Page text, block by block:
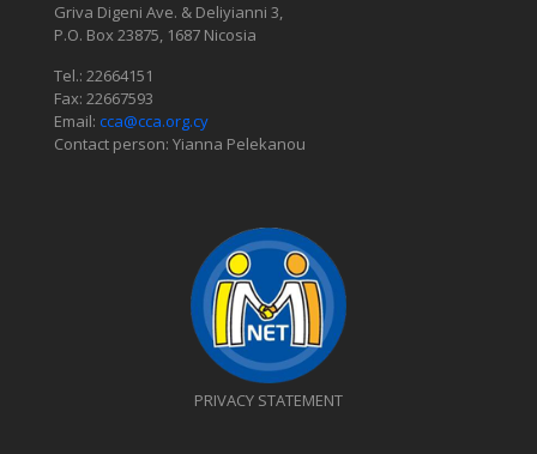
Griva Digeni Ave. & Deliyianni 3,
P.O. Box 23875, 1687 Nicosia
Tel.: 22664151
Fax: 22667593
Email: cca@cca.org.cy
Contact person: Yianna Pelekanou
PRIVACY STATEMENT